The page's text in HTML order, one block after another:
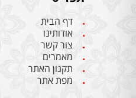
דף הבית
אודותינו
צור קשר
מאמרים
תקנון האתר
מפת אתר